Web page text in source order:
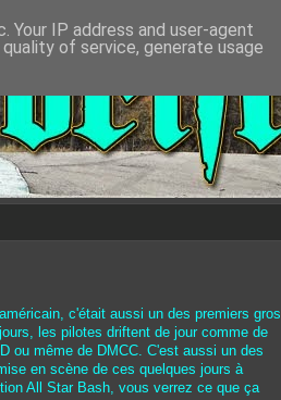
c'était aussi un des premiers gros
les pilotes driftent de jour comme de
ou même de DMCC. C'est aussi un des
en scène de ces quelques jours à
All Star Bash, vous verrez ce que ça
IP address and user-agent
of service, generate usage